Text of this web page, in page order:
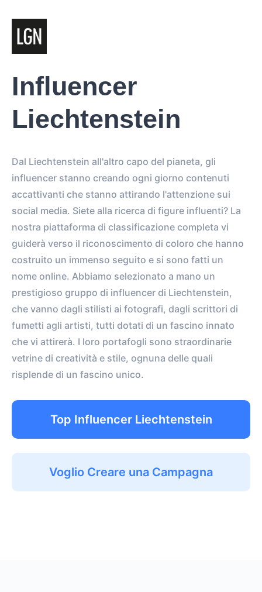
Influencer
Liechtenstein
Dal Liechtenstein all'altro capo del pianeta, gli
influencer stanno creando ogni giorno contenuti
accattivanti che stanno attirando l'attenzione sui
social media. Siete alla ricerca di figure influenti? La
nostra piattaforma di classificazione completa vi
guiderà verso il riconoscimento di coloro che hanno
costruito un immenso seguito e si sono fatti un
nome online. Abbiamo selezionato a mano un
prestigioso gruppo di influencer di Liechtenstein,
che vanno dagli stilisti ai fotografi, dagli scrittori di
fumetti agli artisti, tutti dotati di un fascino innato
che vi attirerà. I loro portafogli sono straordinarie
vetrine di creatività e stile, ognuna delle quali
risplende di un fascino unico.
Top Influencer Liechtenstein
Voglio Creare una Campagna